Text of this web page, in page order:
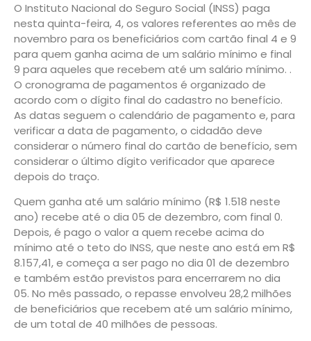
O Instituto Nacional do Seguro Social (INSS) paga
nesta quinta-feira, 4, os valores referentes ao mês de
novembro para os beneficiários com cartão final 4 e 9
para quem ganha acima de um salário mínimo e final
9 para aqueles que recebem até um salário mínimo. .
O cronograma de pagamentos é organizado de
acordo com o dígito final do cadastro no benefício.
As datas seguem o calendário de pagamento e, para
verificar a data de pagamento, o cidadão deve
considerar o número final do cartão de benefício, sem
considerar o último dígito verificador que aparece
depois do traço.
Quem ganha até um salário mínimo (R$ 1.518 neste
ano) recebe até o dia 05 de dezembro, com final 0.
Depois, é pago o valor a quem recebe acima do
mínimo até o teto do INSS, que neste ano está em R$
8.157,41, e começa a ser pago no dia 01 de dezembro
e também estão previstos para encerrarem no dia
05. No mês passado, o repasse envolveu 28,2 milhões
de beneficiários que recebem até um salário mínimo,
de um total de 40 milhões de pessoas.